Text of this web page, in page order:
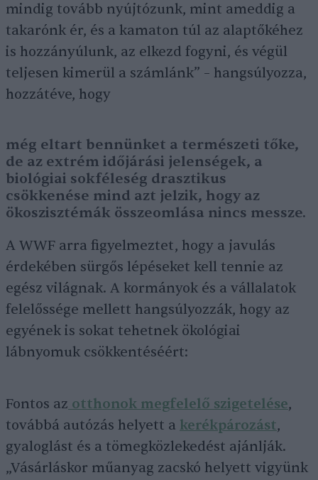
mindig tovább nyújtózunk, mint ameddig a
takarónk ér, és a kamaton túl az alaptőkéhez
is hozzányúlunk, az elkezd fogyni, és végül
teljesen kimerül a számlánk” – hangsúlyozza,
hozzátéve, hogy
még eltart bennünket a természeti tőke,
de az extrém időjárási jelenségek, a
biológiai sokféleség drasztikus
csökkenése mind azt jelzik, hogy az
ökoszisztémák összeomlása nincs messze.
A WWF arra figyelmeztet, hogy a javulás
érdekében sürgős lépéseket kell tennie az
egész világnak. A kormányok és a vállalatok
felelőssége mellett hangsúlyozzák, hogy az
egyének is sokat tehetnek ökológiai
lábnyomuk csökkentéséért:
Fontos az otthonok megfelelő szigetelése,
továbbá autózás helyett a kerékpározást,
gyaloglást és a tömegközlekedést ajánlják.
„Vásárláskor műanyag zacskó helyett vigyünk